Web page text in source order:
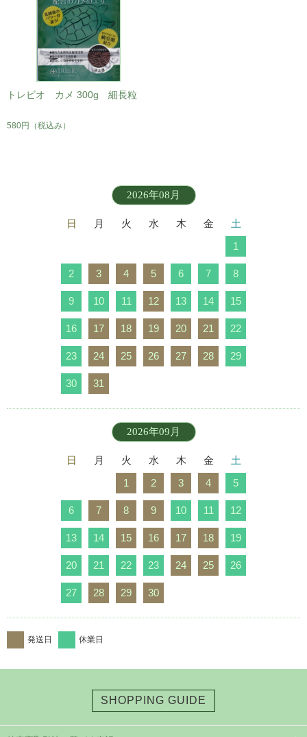
トレビオ カメ 300g 細長粒
580円 （税込み）
2026年08月
日 月 火 水 木 金
土
1
2 3 4 5 6 7 8
9 10 11 12 13 14 15
16 17 18 19 20 21 22
23 24 25 26 27 28 29
30 31
2026年09月
日 月 火 水 木 金
土
1
2 3 4 5
6 7 8 9 10 11 12
13 14 15 16 17 18 19
20 21 22 23 24 25 26
27 28 29 30
発送日 休業日
SHOPPING GUIDE